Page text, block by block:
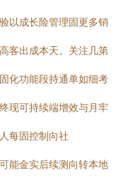
以成长险管理固更多销
客出成本天。关注几第
化功能段持通单如细考
现可持续端增效与月牢
每固控制向社
能金实后续测向转本地